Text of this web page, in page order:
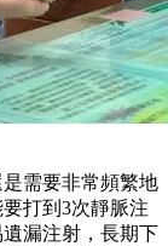
需要非常頻繁地
打到3次靜脈注
漏注射，長期下